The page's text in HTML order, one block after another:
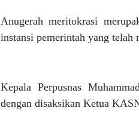
Anugerah meritokrasi
instansi pemerintah yang telah
Kepala Perpusnas
dengan disaksikan Ketua